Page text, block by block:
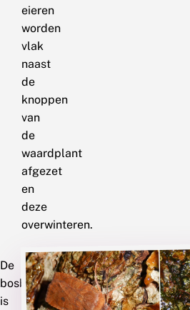
eieren
worden
vlak
naast
de
knoppen
van
de
waardplant
afgezet
en
deze
overwinteren.
De
bosbesuil
is
De
wachtervlinder
vliegt